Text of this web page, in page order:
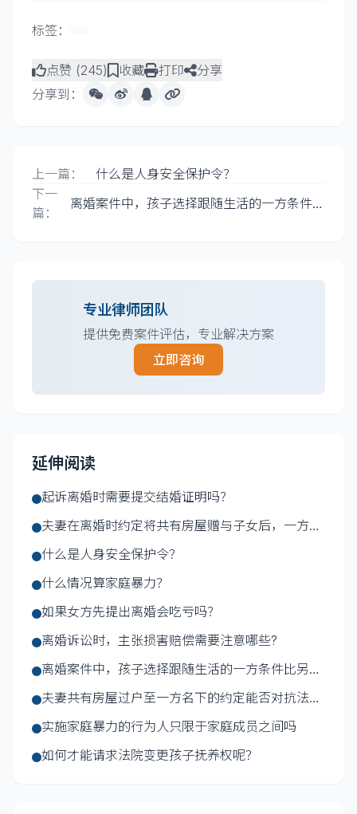
标签：
点赞 (245) 收藏 打印
分享
分享到：
上一篇：
什么是人身安全保护令？
下一
篇：
离婚案件中，孩子选择跟随生活的一方条件
专业律师团队
提供免费案件评估，专业解决方案
立即咨询
延伸阅读
起诉离婚时需要提交结婚证明吗？
夫妻在离婚时约定将共有房屋赠与子女后，一方擅
自处分的，...
什么是人身安全保护令？
什么情况算家庭暴力？
如果女方先提出离婚会吃亏吗？
离婚诉讼时，主张损害赔偿需要注意哪些?
离婚案件中，孩子选择跟随生活的一方条件比另一
方差很多，...
夫妻共有房屋过户至一方名下的约定能否对抗法院
执行？
实施家庭暴力的行为人只限于家庭成员之间吗
如何才能请求法院变更孩子抚养权呢？